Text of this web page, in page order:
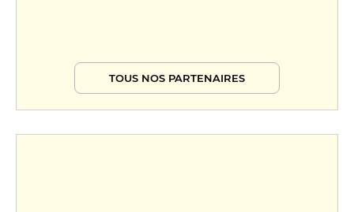
TOUS NOS PARTENAIRES